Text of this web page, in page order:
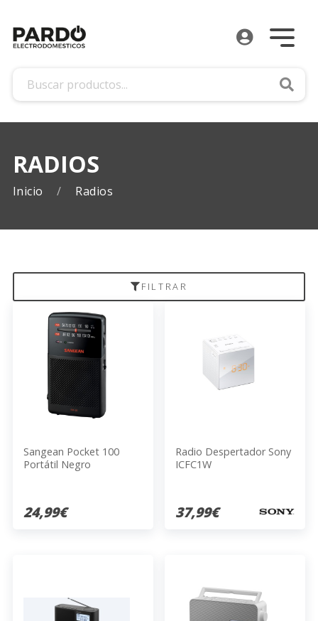
RADIOS
Inicio Radios
FILTRAR
Sangean Pocket 100
Portátil Negro
24,99€
Radio Despertador Sony
ICFC1W
37,99€